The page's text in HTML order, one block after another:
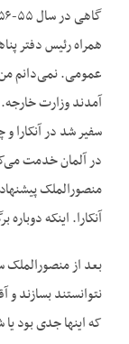
همراه رئیس دفتر
عمومی. نمی‌دانم من
آمدند وزارت
سفیر شد در آنکارا
در آلمان خدمت
منصورالملک
آنکارا. اینکه
بعد از منصورالملک
نتوانستند بسازند و
که اینها جدی بود